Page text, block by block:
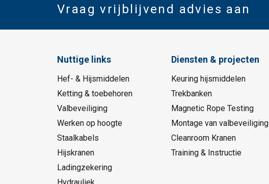
Vraag vrijblijvend advies aan
Nuttige links
Hef- & Hijsmiddelen
Ketting & toebehoren
Valbeveiliging
Werken op hoogte
Staalkabels
Hijskranen
Ladingzekering
Diensten & projecten
Keuring hijsmiddelen
Trekbanken
Magnetic Rope Testing
Montage van valbeveiliging
Cleanroom Kranen
Training & Instructie